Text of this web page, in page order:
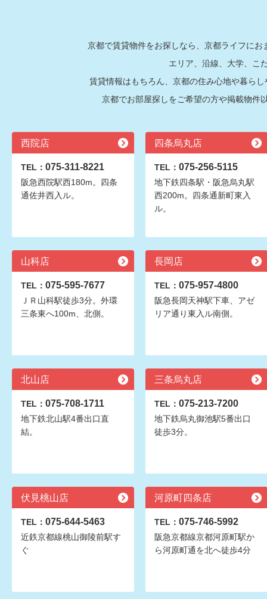
京都で賃貸物件をお探しなら、京都ライフに
エリア、沿線、大学、こ
賃貸情報はもちろん、京都の住み心地や暮ら
京都でお部屋探しをご希望の方や掲載物件
西院店
TEL： 075-311-8221
阪急西院駅西180m。四条
通佐井西入ル。
四条烏丸店
TEL： 075-256-5115
地下鉄四条駅・阪急烏丸駅
西200m。四条通新町東入
ル。
山科店
TEL： 075-595-7677
ＪＲ山科駅徒歩3分。外環
三条東へ100m、北側。
長岡店
TEL： 075-957-4800
阪急長岡天神駅下車、アゼ
リア通り東入ル南側。
北山店
TEL： 075-708-1711
地下鉄北山駅4番出口直
結。
三条烏丸店
TEL： 075-213-7200
地下鉄烏丸御池駅5番出口
徒歩3分。
伏見桃山店
TEL： 075-644-5463
近鉄京都線桃山御陵前駅す
ぐ
河原町四条店
TEL： 075-746-5992
阪急京都線京都河原町駅か
ら河原町通を北へ徒歩4分